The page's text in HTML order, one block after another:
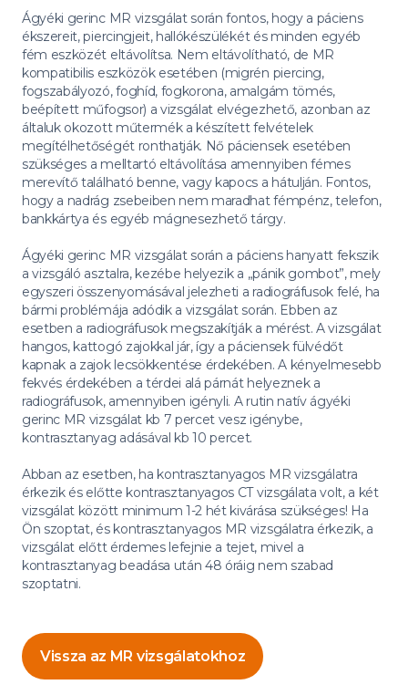
Ágyéki gerinc MR vizsgálat során fontos, hogy a páciens
ékszereit, piercingjeit, hallókészülékét és minden egyéb
fém eszközét eltávolítsa. Nem eltávolítható, de MR
kompatibilis eszközök esetében (migrén piercing,
fogszabályozó, foghíd, fogkorona, amalgám tömés,
beépített műfogsor) a vizsgálat elvégezhető, azonban az
általuk okozott műtermék a készített felvételek
megítélhetőségét ronthatják. Nő páciensek esetében
szükséges a melltartó eltávolítása amennyiben fémes
merevítő található benne, vagy kapocs a hátulján. Fontos,
hogy a nadrág zsebeiben nem maradhat fémpénz, telefon,
bankkártya és egyéb mágnesezhető tárgy.
Ágyéki gerinc MR vizsgálat során a páciens hanyatt fekszik
a vizsgáló asztalra, kezébe helyezik a „pánik gombot”, mely
egyszeri összenyomásával jelezheti a radiográfusok felé, ha
bármi problémája adódik a vizsgálat során. Ebben az
esetben a radiográfusok megszakítják a mérést. A vizsgálat
hangos, kattogó zajokkal jár, így a páciensek fülvédőt
kapnak a zajok lecsökkentése érdekében. A kényelmesebb
fekvés érdekében a térdei alá párnát helyeznek a
radiográfusok, amennyiben igényli. A rutin natív ágyéki
gerinc MR vizsgálat kb 7 percet vesz igénybe,
kontrasztanyag adásával kb 10 percet.
Abban az esetben, ha kontrasztanyagos MR vizsgálatra
érkezik és előtte kontrasztanyagos CT vizsgálata volt, a két
vizsgálat között minimum 1-2 hét kivárása szükséges! Ha
Ön szoptat, és kontrasztanyagos MR vizsgálatra érkezik, a
vizsgálat előtt érdemes lefejnie a tejet, mivel a
kontrasztanyag beadása után 48 óráig nem szabad
szoptatni.
Vissza az MR vizsgálatokhoz